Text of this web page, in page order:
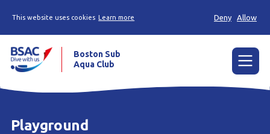
This website uses cookies Learn more Deny Allow
Boston Sub
Aqua Club
Playground